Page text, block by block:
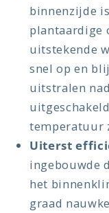
binnenzijde
plantaardige
uitstekende
snel op en
uitstralen
temperatuur
Uiterst
ingebouwde
het
graad